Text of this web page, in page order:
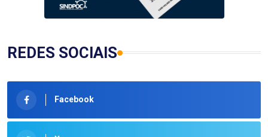
REDES SOCIAIS
Facebook